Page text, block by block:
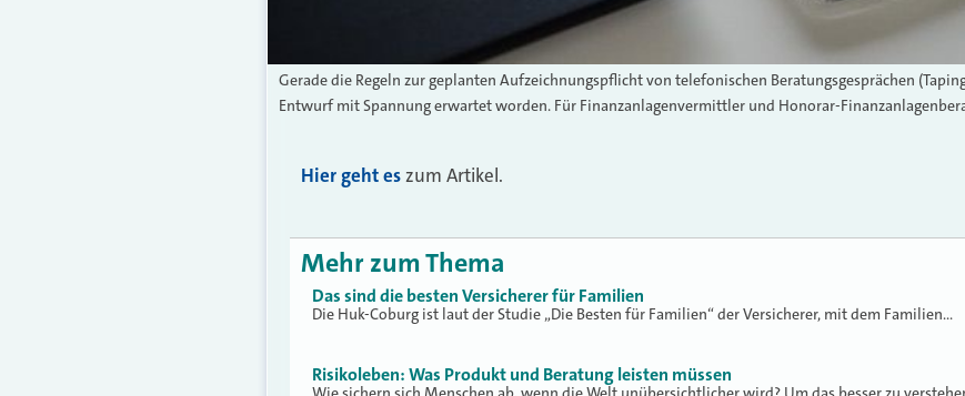
Gerade die Regeln zur geplanten Aufzeichnungspflicht von telefonischen Beratungsgesprächen
Entwurf mit Spannung erwartet worden. Für Finanzanlagenvermittler und Honorar-
Hier geht eszum Artikel.
Mehr zum Thema
Das sind die besten Versicherer für Familien
Die Huk-Coburg ist laut der Studie „Die Besten für Familien“ der Versicherer, mit dem Familien…
Risikoleben: Was Produkt und Beratung leisten müssen